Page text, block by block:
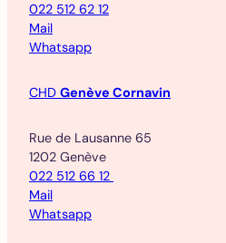
022 512 62 12
Mail
Whatsapp
CHD Genève Cornavin
Rue de Lausanne 65
1202 Genève
022 512 66 12
Mail
Whatsapp